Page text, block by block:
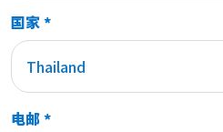
国家 *
Thailand
电邮 *